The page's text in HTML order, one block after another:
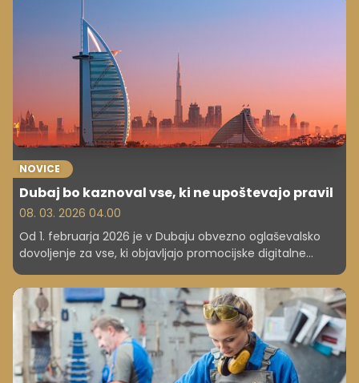
aranžmajev.
NOVICE
Dubaj bo kaznoval vse, ki ne upoštevajo pravil
08. 03. 2026 04.00
Od 1. februarja 2026 je v Dubaju obvezno oglaševalsko
dovoljenje za vse, ki objavljajo promocijske digitalne
vsebine. Pravilo velja za prebivalce, obiskovalce in
podjetja, ki sodelujejo z vplivneži, pri čemer kazni za
kršitve dosegajo do 230.000 evrov. Poudarek je na
preprečevanju zavajajočih vsebin. Tudi sedaj, ko padajo
rakete, oblasti budno spremljajo, kaj ljudje objavljajo na
družbenih omrežjih.